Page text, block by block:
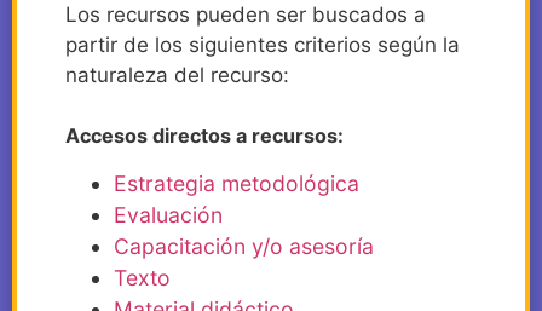
Los recursos pueden ser buscados a
partir de los siguientes criterios según la
naturaleza del recurso:
Accesos directos a recursos:
Estrategia metodológica
Evaluación
Capacitación y/o asesoría
Texto